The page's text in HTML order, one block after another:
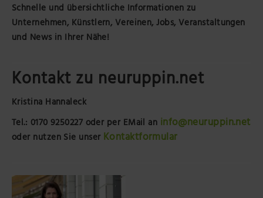
Schnelle und übersichtliche Informationen zu
Unternehmen, Künstlern, Vereinen, Jobs, Veranstaltungen
und News in Ihrer Nähe!
Kontakt zu neuruppin.net
Kristina Hannaleck
Tel.: 0170 9250227 oder per EMail an info@neuruppin.net
oder nutzen Sie unser Kontaktformular